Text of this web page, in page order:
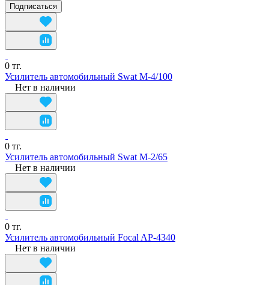
Подписаться
0 тг.
Усилитель автомобильный Swat M-4/100
Нет в наличии
0 тг.
Усилитель автомобильный Swat M-2/65
Нет в наличии
0 тг.
Усилитель автомобильный Focal AP-4340
Нет в наличии